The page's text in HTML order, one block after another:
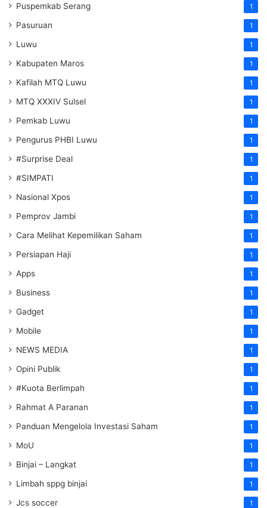
Puspemkab Serang 1
Pasuruan 1
Luwu 1
Kabupaten Maros 1
Kafilah MTQ Luwu 1
MTQ XXXIV Sulsel 1
Pemkab Luwu 1
Pengurus PHBI Luwu 1
#Surprise Deal 1
#SIMPATI 1
Nasional Xpos 1
Pemprov Jambi 1
Cara Melihat Kepemilikan Saham 1
Persiapan Haji 1
Apps 1
Business 1
Gadget 1
Mobile 1
NEWS MEDIA 1
Opini Publik 1
#Kuota Berlimpah 1
Rahmat A Paranan 1
Panduan Mengelola Investasi Saham 1
MoU 1
Binjai – Langkat 1
Limbah sppg binjai 1
Jcs soccer 1